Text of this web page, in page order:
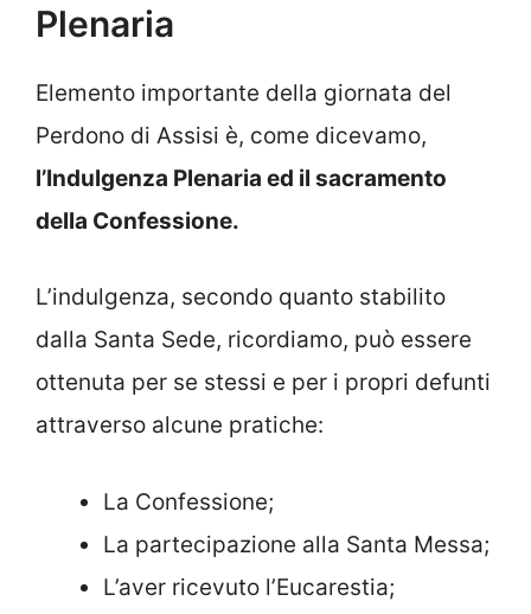
Plenaria
Elemento importante della giornata del
Perdono di Assisi è, come dicevamo,
l’Indulgenza Plenaria ed il sacramento
della Confessione.
L’indulgenza, secondo quanto stabilito
dalla Santa Sede, ricordiamo, può essere
ottenuta per se stessi e per i propri defunti
attraverso alcune pratiche:
La Confessione;
La partecipazione alla Santa Messa;
L’aver ricevuto l’Eucarestia;